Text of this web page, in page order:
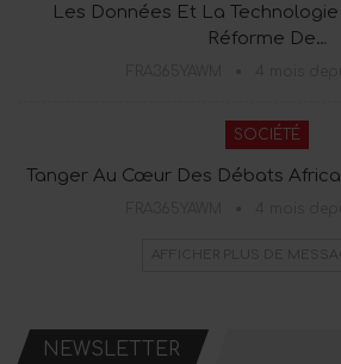
Les Données Et La
Réforme De…
SOCIÉTÉ
Tanger Au Cœur Des Débats
AFFICHER PLUS DE
NEWSLETTER